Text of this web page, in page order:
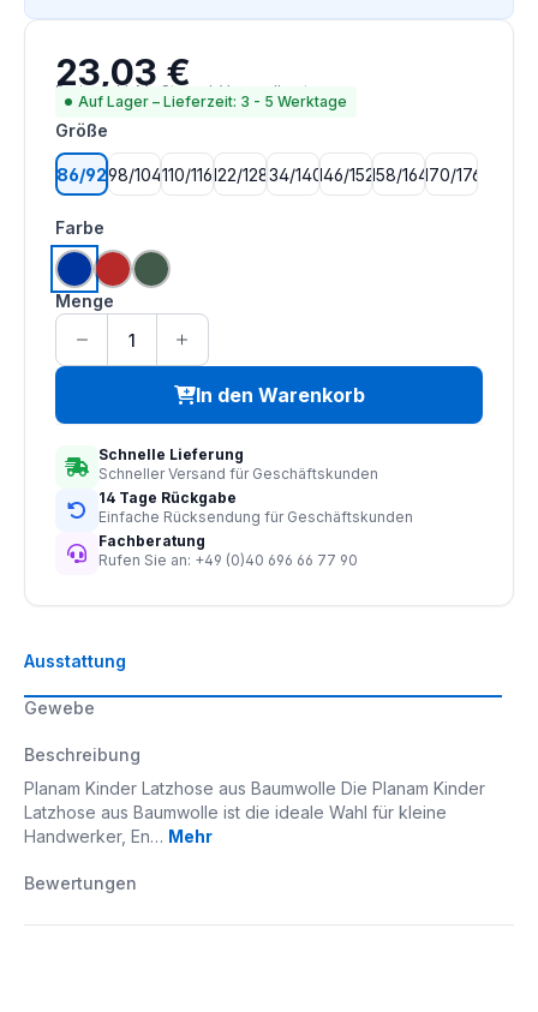
Ausstattung
Gewebe
Beschreibung
Planam Kinder Latzhose aus Baumwolle Die Planam Kinder
Latzhose aus Baumwolle ist die ideale Wahl für kleine
Handwerker, En… Mehr
Bewertungen
Regulärer Preis:
23,03 €
Preise inkl. MwSt. zzgl. Versandkosten
Auf Lager – Lieferzeit: 3 - 5 Werktage
Größe
86/9298/104110/116122/128134/140146/152158/164170/176
Farbe
kornblumenblau
mittelrotmittelgrün
Menge
In den Warenkorb
Schnelle Lieferung
Schneller Versand für Geschäftskunden
14 Tage Rückgabe
Einfache Rücksendung für Geschäftskunden
Fachberatung
Rufen Sie an: +49 (0)40 696 66 77 90